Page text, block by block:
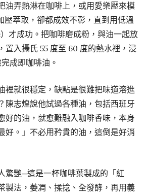
油弄熱淋在咖啡上，或用愛樂壓來模
萃取，卻都成效不彰，直到用低溫
才成功。把咖啡磨成粉，與油一起放
置入攝氏 55 度至 60 度的熱水裡，浸
成即咖啡油。
裡就很穩定，缺點是很難把味道溶進
陳志煌說他試過各種油，包括西班牙
好的油，就愈難融入咖啡香味，本身
好。」不必用矜貴的油，這倒是好消
驚艷─這是一杯咖啡葉製成的「紅
製法，萎凋、揉捻、全發酵，再用義